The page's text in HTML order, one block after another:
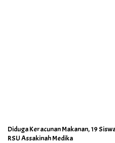
Diduga Keracunan Makanan, 19
RSU Assakinah Medika